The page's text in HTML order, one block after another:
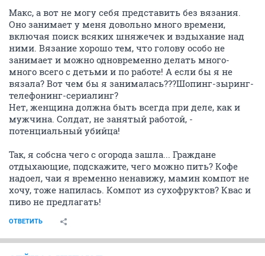
Макс, а вот не могу себя представить без вязания.
Оно занимает у меня довольно много времени,
включая поиск всяких шняжечек и вздыхание над
ними. Вязание хорошо тем, что голову особо не
занимает и можно одновременно делать много-
много всего с детьми и по работе! А если бы я не
вязала? Вот чем бы я занималась???Шопинг-зыринг-
телефонинг-сериалинг?
Нет, женщина должна быть всегда при деле, как и
мужчина. Солдат, не занятый работой, -
потенциальный убийца!
Так, я собсна чего с огорода зашла... Граждане
отдыхающие, подскажите, чего можно пить? Кофе
надоел, чаи я временно ненавижу, мамин компот не
хочу, тоже напилась. Компот из сухофруктов? Квас и
пиво не предлагать!
ОТВЕТИТЬ